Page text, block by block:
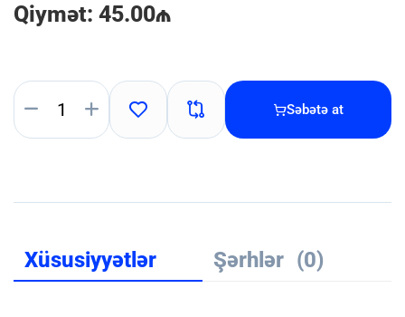
Qiymət: 45.00₼
Səbətə at
Xüsusiyyətlər Şərhlər (0)